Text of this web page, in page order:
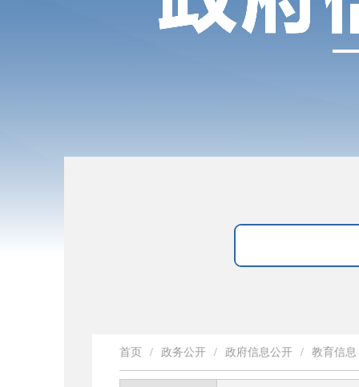
首页 / 政务公开 / 政府信息公开 / 教育信息